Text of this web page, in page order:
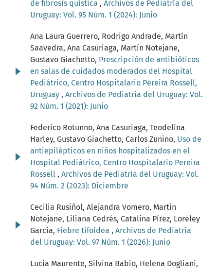
de fibrosis quística , Archivos de Pediatría del
Uruguay: Vol. 95 Núm. 1 (2024): Junio
Ana Laura Guerrero, Rodrigo Andrade, Martín
Saavedra, Ana Casuriaga, Martín Notejane,
Gustavo Giachetto, Prescripción de antibióticos
en salas de cuidados moderados del Hospital
Pediátrico, Centro Hospitalario Pereira Rossell,
Uruguay , Archivos de Pediatría del Uruguay: Vol.
92 Núm. 1 (2021): Junio
Federico Rotunno, Ana Casuriaga, Teodelina
Harley, Gustavo Giachetto, Carlos Zunino, Uso de
antiepilépticos en niños hospitalizados en el
Hospital Pediátrico, Centro Hospitalario Pereira
Rossell , Archivos de Pediatría del Uruguay: Vol.
94 Núm. 2 (2023): Diciembre
Cecilia Rusiñol, Alejandra Vomero, Martin
Notejane, Liliana Cedrés, Catalina Pírez, Loreley
García, Fiebre tifoidea , Archivos de Pediatría
del Uruguay: Vol. 97 Núm. 1 (2026): Junio
Lucía Maurente, Silvina Babio, Helena Dogliani,